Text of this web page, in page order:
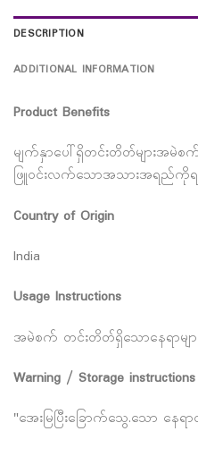
DESCRIPTION
ADDITIONAL INFORMATION
Product Benefits
မျက်နှာပေါ်ရှိတင်းတိတ်များအမဲစ
ဖြူဝင်းလက်သောအသားအရည်ကိုရ
Country of Origin
India
Usage Instructions
အမဲစက် တင်းတိတ်ရှိသောနေရာမျ
Warning / Storage instructions
"အေးမြပြီးခြောက်သွေ.သော နေရ